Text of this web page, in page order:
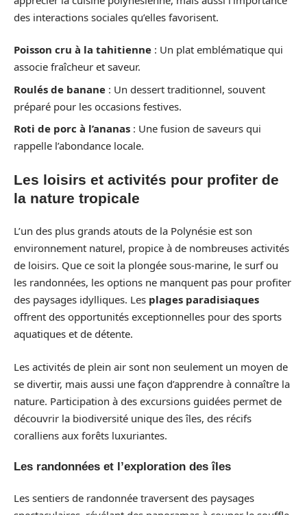
des interactions sociales qu’elles favorisent.
Poisson cru à la tahitienne : Un plat emblématique qui
associe fraîcheur et saveur.
Roulés de banane : Un dessert traditionnel, souvent
préparé pour les occasions festives.
Roti de porc à l’ananas : Une fusion de saveurs qui
rappelle l’abondance locale.
Les loisirs et activités pour profiter de
la nature tropicale
L’un des plus grands atouts de la Polynésie est son
environnement naturel, propice à de nombreuses activités
de loisirs. Que ce soit la plongée sous-marine, le surf ou
les randonnées, les options ne manquent pas pour profiter
des paysages idylliques. Les plages paradisiaques
offrent des opportunités exceptionnelles pour des sports
aquatiques et de détente.
Les activités de plein air sont non seulement un moyen de
se divertir, mais aussi une façon d’apprendre à connaître la
nature. Participation à des excursions guidées permet de
découvrir la biodiversité unique des îles, des récifs
coralliens aux forêts luxuriantes.
Les randonnées et l’exploration des îles
Les sentiers de randonnée traversent des paysages